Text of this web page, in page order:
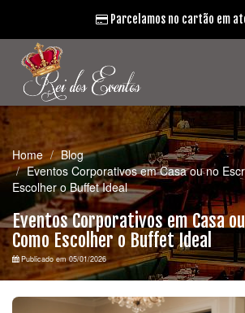
Parcelamos no cartão em
Home
Blog
Eventos Corporativos em Casa ou no
Escolher o Buffet Ideal
Eventos Corporativos em Casa
Como Escolher o Buffet Ideal
Publicado em 05/01/2026